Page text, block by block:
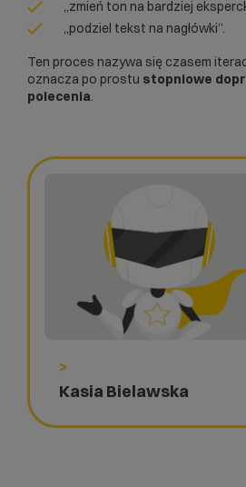
>
Kasia Bielawska
„zmień ton na bardziej
„podziel tekst na nagłówki”.
Ten proces nazywa się czasem
oznacza po prostu stopniowe
polecenia.